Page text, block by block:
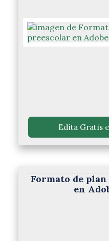
Edita Gratis
Formato de
en